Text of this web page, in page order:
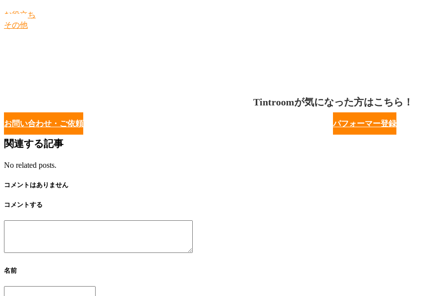
お役立ち
その他
Tintroomが気になった方はこちら！
お問い合わせ・ご依頼 パフォーマー登録
関連する記事
No related posts.
コメントはありません
コメントする
名前